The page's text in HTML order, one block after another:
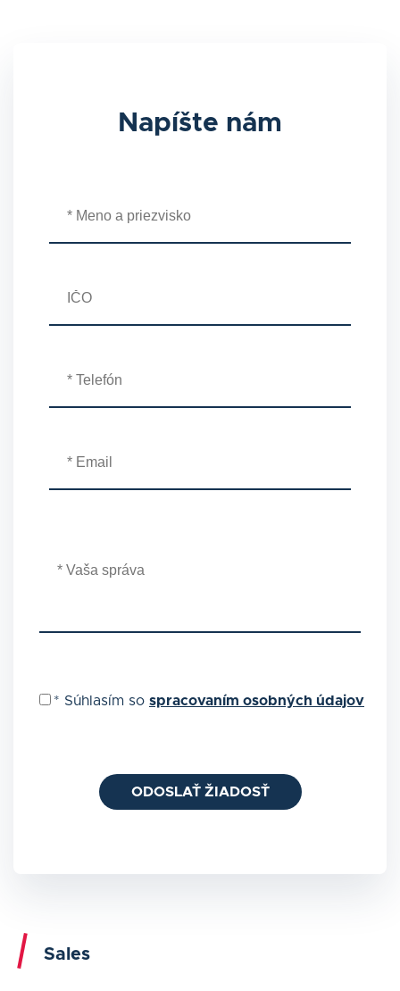
Napíšte nám
* Súhlasím so spracovaním osobných údajov
ODOSLAŤ ŽIADOSŤ
Sales